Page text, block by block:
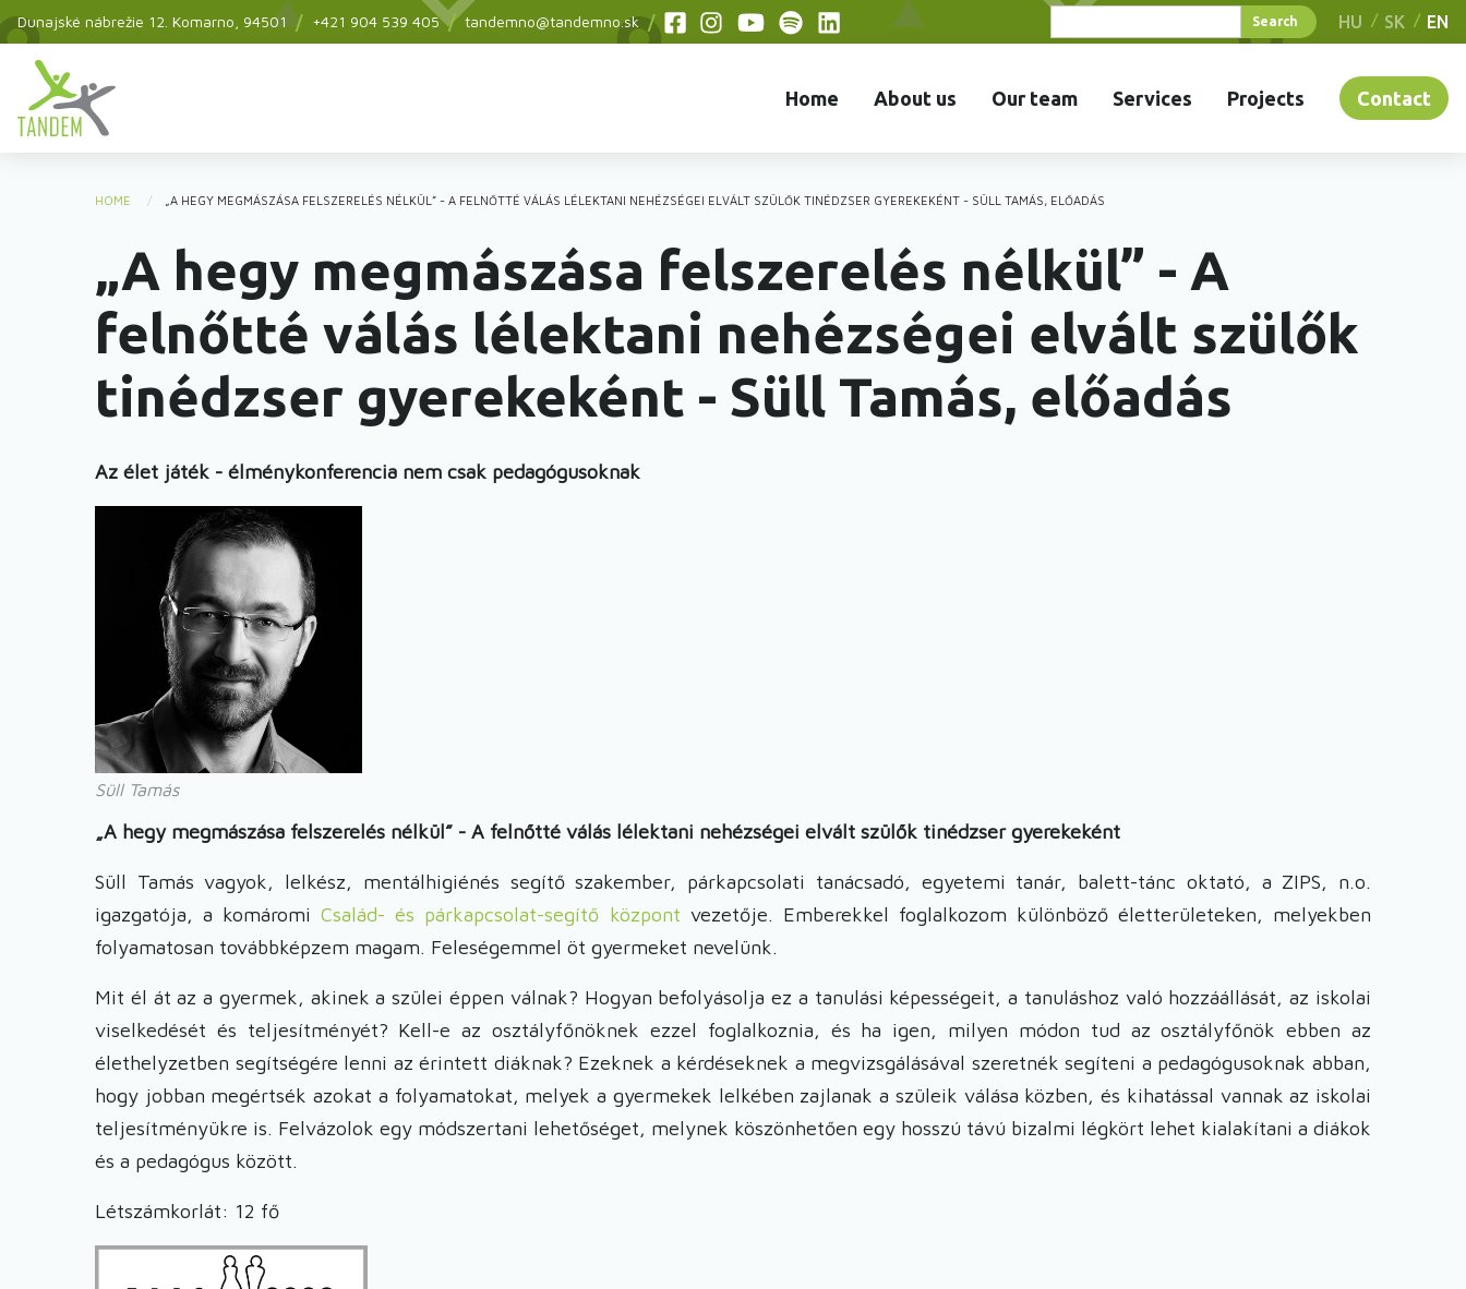
Skip
to
main
content
Dunajské nábrežie 12. Komarno , 94501 +421 904 539 405 tandemno@tandemno.sk
Social
HU SK EN
Main
menu
Home About us Our team Services Projects Contact
are
here
HOME „A HEGY MEGMÁSZÁSA FELSZERELÉS NÉLKÜL” - A FELNŐTTÉ VÁLÁS LÉLEKTANI NEHÉZSÉGEI ELVÁLT SZÜLŐK TINÉDZSER GYEREKEKÉNT - SÜLL TAMÁS, ELŐADÁS
„A hegy megmászása felszerelés nélkül” - A
felnőtté válás lélektani nehézségei elvált szülők
tinédzser gyerekeként - Süll Tamás, előadás
Az élet játék - élménykonferencia nem csak pedagógusoknak
Süll Tamás
„A hegy megmászása felszerelés nélkül” - A felnőtté válás lélektani nehézségei elvált szülők tinédzser gyerekeként
Süll Tamás vagyok, lelkész, mentálhigiénés segítő szakember, párkapcsolati tanácsadó, egyetemi tanár, balett-tánc oktató, a ZIPS, n.o.
igazgatója, a komáromiCsalád- és párkapcsolat-segítő központ vezetője. Emberekkel foglalkozom különböző életterületeken, melyekben
folyamatosan továbbképzem magam. Feleségemmel öt gyermeket nevelünk.
Mit él át az a gyermek, akinek a szülei éppen válnak? Hogyan befolyásolja ez a tanulási képességeit, a tanuláshoz való hozzáállását, az iskolai
viselkedését és teljesítményét? Kell-e az osztályfőnöknek ezzel foglalkoznia, és ha igen, milyen módon tud az osztályfőnök ebben az
élethelyzetben segítségére lenni az érintett diáknak? Ezeknek a kérdéseknek a megvizsgálásával szeretnék segíteni a pedagógusoknak abban,
hogy jobban megértsék azokat a folyamatokat, melyek a gyermekek lelkében zajlanak a szüleik válása közben, és kihatással vannak az iskolai
teljesítményükre is. Felvázolok egy módszertani lehetőséget, melynek köszönhetően egy hosszú távú bizalmi légkört lehet kialakítani a diákok
és a pedagógus között.
Létszámkorlát: 12 fő